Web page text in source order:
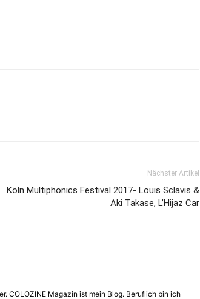
Nächster Artikel
Köln Multiphonics Festival 2017- Louis Sclavis &
Aki Takase, L’Hijaz Car
COLOZINE Magazin ist mein Blog. Beruflich bin ich